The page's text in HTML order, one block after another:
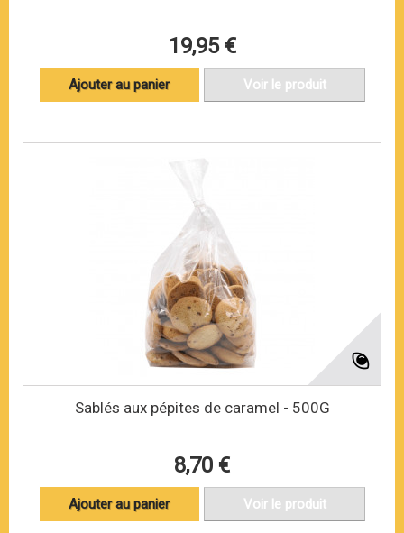
19,95 €
Ajouter au panier Voir le produit
Sablés aux pépites de caramel - 500G
8,70 €
Ajouter au panier Voir le produit